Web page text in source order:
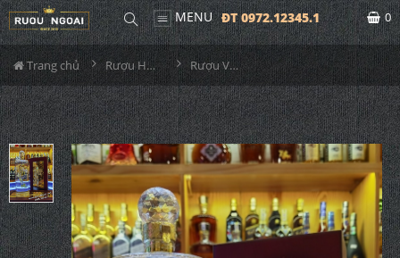
MENU ĐT 0972.12345.1 0
Trang chủ Rượu Hộp Quà Rượu Vodka Rồng 23 Carat 1L